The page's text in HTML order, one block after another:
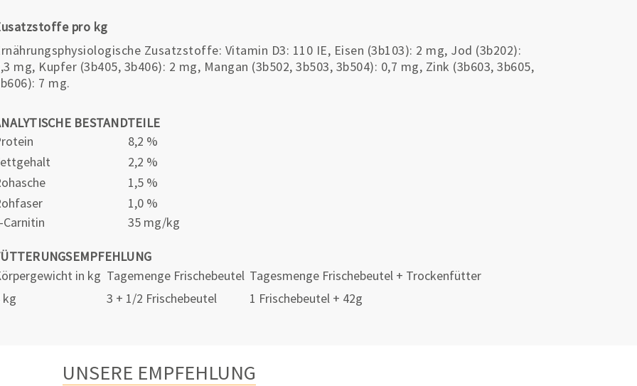
pro kg
Zusatzstoffe: Vitamin D3: 110 IE, Eisen (3b103): 2 mg, Jod (3b202):
mg, Kupfer (3b405, 3b406): 2 mg, Mangan (3b502, 3b503, 3b504): 0,7 mg, Zink (3b603, 3b605,
7 mg.
BESTANDTEILE
8,2 %
2,2 %
1,5 %
1,0 %
Carnitin
35 mg/kg
in kg Tagemenge Frischebeutel Tagesmenge Frischebeutel + Trockenfütter
kg
3 + 1/2 Frischebeutel 1 Frischebeutel + 42g
UNSERE EMPFEHLUNG